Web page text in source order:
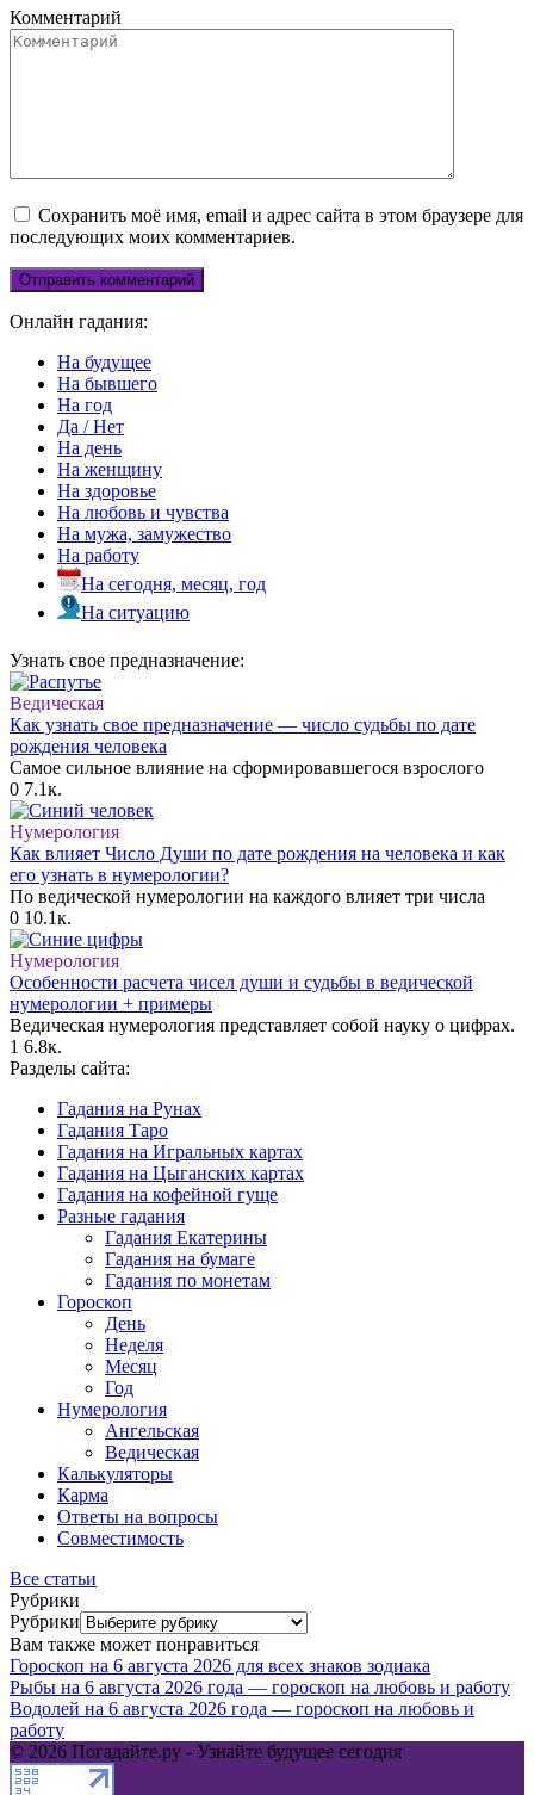
Комментарий
Сохранить моё имя, email и адрес сайта в этом браузере для
последующих моих комментариев.
Онлайн гадания:
На будущее
На бывшего
На год
Да / Нет
На день
На женщину
На здоровье
На любовь и чувства
На мужа, замужество
На работу
На сегодня, месяц, год
На ситуацию
Узнать свое предназначение:
Ведическая
Как узнать свое предназначение — число судьбы по дате
рождения человека
Самое сильное влияние на сформировавшегося взрослого
0 7.1к.
Нумерология
Как влияет Число Души по дате рождения на человека и как
его узнать в нумерологии?
По ведической нумерологии на каждого влияет три числа
0 10.1к.
Нумерология
Особенности расчета чисел души и судьбы в ведической
нумерологии + примеры
Ведическая нумерология представляет собой науку о цифрах.
1 6.8к.
Разделы сайта:
Гадания на Рунах
Гадания Таро
Гадания на Игральных картах
Гадания на Цыганских картах
Гадания на кофейной гуще
Разные гадания
Гадания Екатерины
Гадания на бумаге
Гадания по монетам
Гороскоп
День
Неделя
Месяц
Год
Нумерология
Ангельская
Ведическая
Калькуляторы
Карма
Ответы на вопросы
Совместимость
Все статьи
Рубрики
Рубрики
Вам также может понравиться
Гороскоп на 6 августа 2026 для всех знаков зодиака
Рыбы на 6 августа 2026 года — гороскоп на любовь и работу
Водолей на 6 августа 2026 года — гороскоп на любовь и
работу
© 2026 Погадайте.ру - Узнайте будущее сегодня